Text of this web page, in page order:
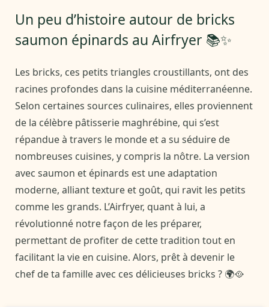
Un peu d’histoire autour de bricks
saumon épinards au Airfryer 📚✨
Les bricks, ces petits triangles croustillants, ont des
racines profondes dans la cuisine méditerranéenne.
Selon certaines sources culinaires, elles proviennent
de la célèbre pâtisserie maghrébine, qui s’est
répandue à travers le monde et a su séduire de
nombreuses cuisines, y compris la nôtre. La version
avec saumon et épinards est une adaptation
moderne, alliant texture et goût, qui ravit les petits
comme les grands. L’Airfryer, quant à lui, a
révolutionné notre façon de les préparer,
permettant de profiter de cette tradition tout en
facilitant la vie en cuisine. Alors, prêt à devenir le
chef de ta famille avec ces délicieuses bricks ? 🌍🥘